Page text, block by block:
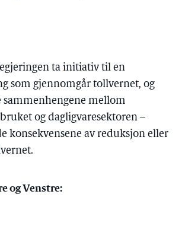
ta initiativ til en
som gjennomgår tollvernet, og
sammenhengene mellom
og dagligvaresektoren –
konsekvensene av reduksjon eller
og Venstre: